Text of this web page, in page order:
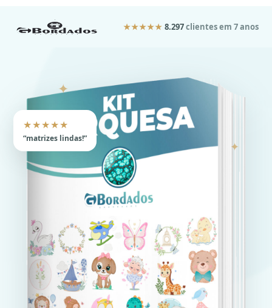
★★★★★ 8.297clientes em 7 anos
✦
✦
★★★★★
“matrizes lindas!”